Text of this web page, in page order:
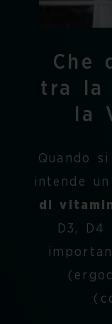
Che
tra la
la
Quando
intende
di
D3,